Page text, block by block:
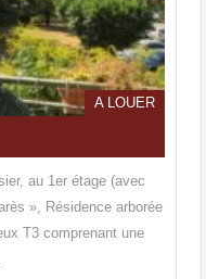
A LOUER
au 1er étage (avec
», Résidence arborée
T3 comprenant une